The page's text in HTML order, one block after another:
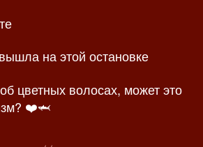
на этой остановке
цветных волосах, может это
❤️🦈